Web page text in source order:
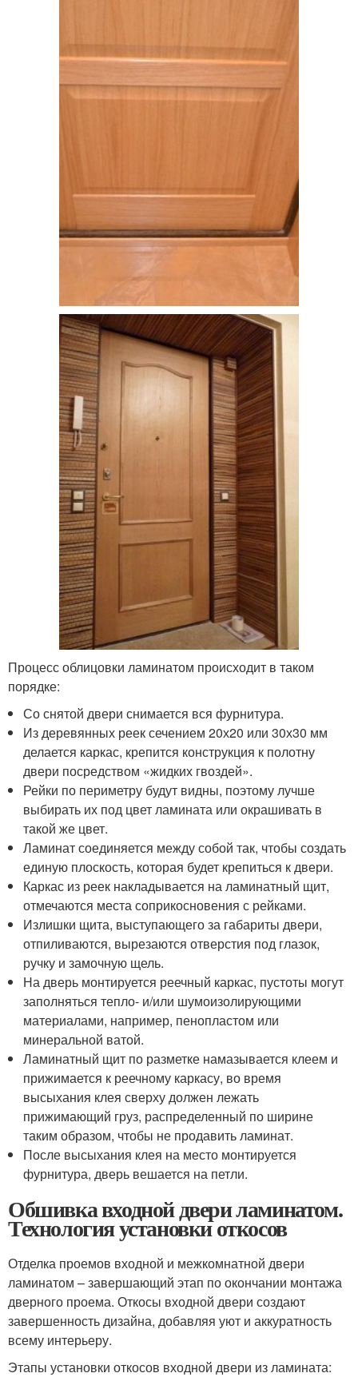
Процесс облицовки ламинатом происходит в таком
порядке:
Со снятой двери снимается вся фурнитура.
Из деревянных реек сечением 20х20 или 30х30 мм
делается каркас, крепится конструкция к полотну
двери посредством «жидких гвоздей».
Рейки по периметру будут видны, поэтому лучше
выбирать их под цвет ламината или окрашивать в
такой же цвет.
Ламинат соединяется между собой так, чтобы создать
единую плоскость, которая будет крепиться к двери.
Каркас из реек накладывается на ламинатный щит,
отмечаются места соприкосновения с рейками.
Излишки щита, выступающего за габариты двери,
отпиливаются, вырезаются отверстия под глазок,
ручку и замочную щель.
На дверь монтируется реечный каркас, пустоты могут
заполняться тепло- и/или шумоизолирующими
материалами, например, пенопластом или
минеральной ватой.
Ламинатный щит по разметке намазывается клеем и
прижимается к реечному каркасу, во время
высыхания клея сверху должен лежать
прижимающий груз, распределенный по ширине
таким образом, чтобы не продавить ламинат.
После высыхания клея на место монтируется
фурнитура, дверь вешается на петли.
Обшивка входной двери ламинатом.
Технология установки откосов
Отделка проемов входной и межкомнатной двери
ламинатом – завершающий этап по окончании монтажа
дверного проема. Откосы входной двери создают
завершенность дизайна, добавляя уют и аккуратность
всему интерьеру.
Этапы установки откосов входной двери из ламината: